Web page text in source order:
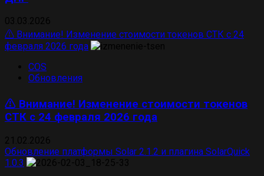
⚠️ Внимание! Изменение стоимости токенов СТК с 24
февраля 2026 года
COS
Обновления
⚠️ Внимание! Изменение стоимости токенов
СТК с 24 февраля 2026 года
Обновление платформы Solar 2.1.2 и плагина SolarQuick
1.0.3